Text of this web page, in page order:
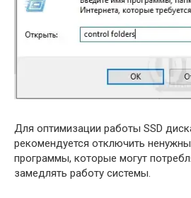
Для оптимизации работы SSD
рекомендуется отключить
программы, которые могут
замедлять работу системы.